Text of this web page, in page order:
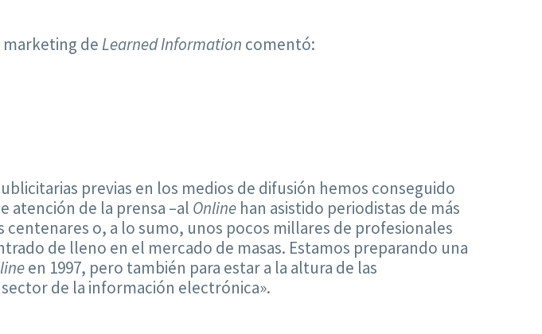
deLearned Information comentó:
previas en los medios de difusión hemos conseguido
atención de la prensa –al Online han asistido periodistas de más
o, a lo sumo, unos pocos millares de profesionales
de lleno en el mercado de masas. Estamos preparando una
en 1997, pero también para estar a la altura de las
de la información electrónica».